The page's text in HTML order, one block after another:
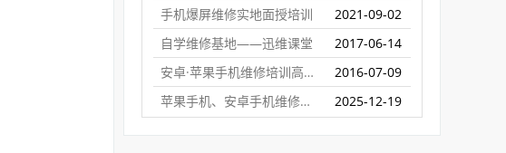
手机爆屏维修实地面授培训
2021-09-02
自学维修基地——迅维课堂
2017-06-14
安卓·苹果手机维修培训高级班【实地】
2016-07-09
苹果手机、安卓手机维修培训（远程网络班）
2025-12-19